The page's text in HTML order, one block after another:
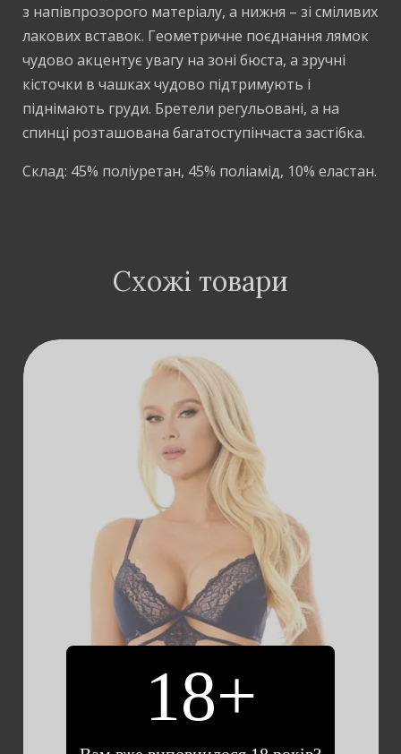
з напівпрозорого матеріалу, а нижня – зі сміливих
лакових вставок. Геометричне поєднання лямок
чудово акцентує увагу на зоні бюста, а зручні
кісточки в чашках чудово підтримують і
піднімають груди. Бретели регульовані, а на
спинці розташована багатоступінчаста застібка.
Склад: 45% поліуретан, 45% поліамід, 10% еластан.
Схожі товари
ДОДАТИ В
КОШИК
18+